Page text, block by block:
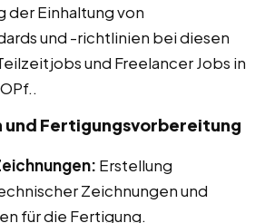
der Einhaltung von
und -richtlinien bei diesen
und Freelancer Jobs in
und Fertigungsvorbereitung
Erstellung
Zeichnungen und
für die Fertigung.